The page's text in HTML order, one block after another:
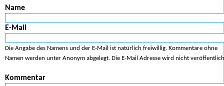
Name
E-Mail
Die Angabe des Namens und der E-Mail ist natürlich freiwillig. Kommentare ohne
Namen werden unter Anonym abgelegt. Die E-Mail Adresse wird nicht
Kommentar